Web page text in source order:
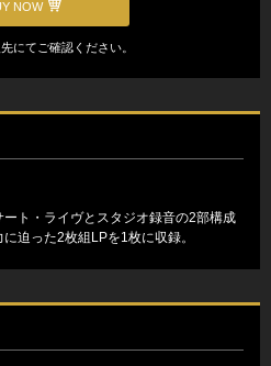
NOW
にてご確認ください。
ト・ライヴとスタジオ録音の2部構成
迫った2枚組LPを1枚に収録。